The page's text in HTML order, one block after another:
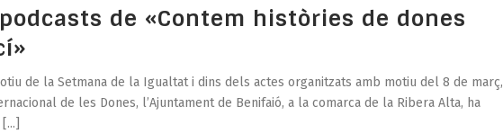
de «Contem històries de dones
de la Setmana de la Igualtat i dins dels actes organitzats amb motiu del 8 de març,
de les Dones, l’Ajuntament de Benifaió, a la comarca de la Ribera Alta, ha